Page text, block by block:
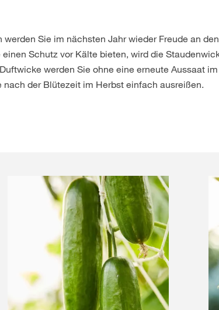
Sie im nächsten Jahr wieder Freude an
Schutz vor Kälte bieten, wird die
werden Sie ohne eine erneute Aussaat im
der Blütezeit im Herbst einfach ausreißen.